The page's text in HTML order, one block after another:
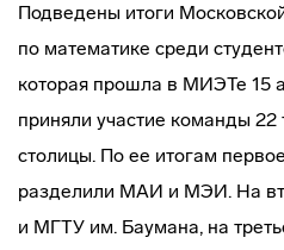
Подведены итоги
по математике среди
которая прошла в МИЭТе 15
приняли участие команды 22
столицы. По ее итогам
разделили МАИ и МЭИ. На
и МГТУ им. Баумана, на